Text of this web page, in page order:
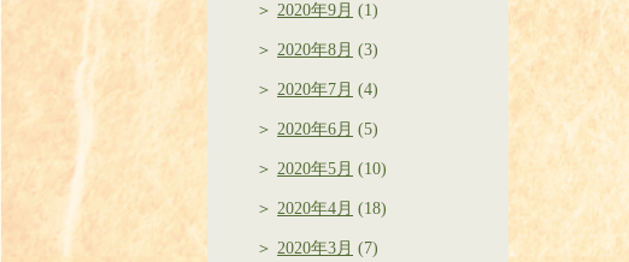
2020年9月 (1)
2020年8月 (3)
2020年7月 (4)
2020年6月 (5)
2020年5月 (10)
2020年4月 (18)
2020年3月 (7)